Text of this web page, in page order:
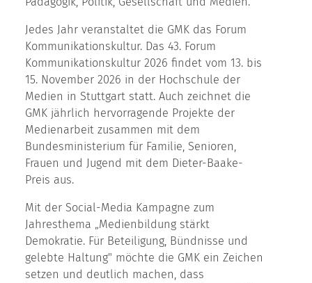
Jedes Jahr veranstaltet die GMK das Forum
Kommunikationskultur. Das 43. Forum
Kommunikationskultur 2026 findet vom 13. bis
15. November 2026 in der Hochschule der
Medien in Stuttgart statt. Auch zeichnet die
GMK jährlich hervorragende Projekte der
Medienarbeit zusammen mit dem
Bundesministerium für Familie, Senioren,
Frauen und Jugend mit dem Dieter-Baake-
Preis aus.
Mit der Social-Media Kampagne zum
Jahresthema „Medienbildung stärkt
Demokratie. Für Beteiligung, Bündnisse und
gelebte Haltung" möchte die GMK ein Zeichen
setzen und deutlich machen, dass